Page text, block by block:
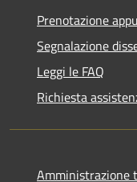
Prenotazione
Segnalazione
Leggi le FAQ
Richiesta
Amministrazione